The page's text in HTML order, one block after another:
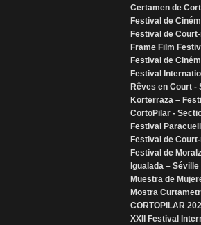
Certamen de
Festival de
Festival de
Frame Film
Festival de
Festival
Rêves en Court -
Korterraza –
CortoPilar -
Festival
Festival de
Festival de
Igualada –
Muestra de
Mostra
CORTOPILAR
XXII Festival